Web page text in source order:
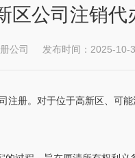
区公司注销代
册公司 发布时间：2025-10-
注册。对于位于高新区、可